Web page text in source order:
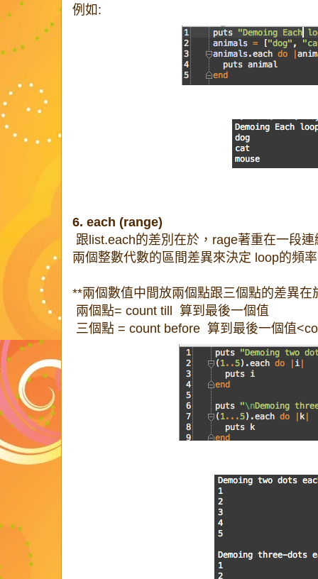
例如:
6. each (range)
跟list.each的差別在於，rage著重在一段
兩個整數代數的區間差異來決定 loop的頻
**兩個數值中間放兩個點跟三個點的差異在
兩個點= count till 算到最後一個值
三個點 = count before 算到最後一個值